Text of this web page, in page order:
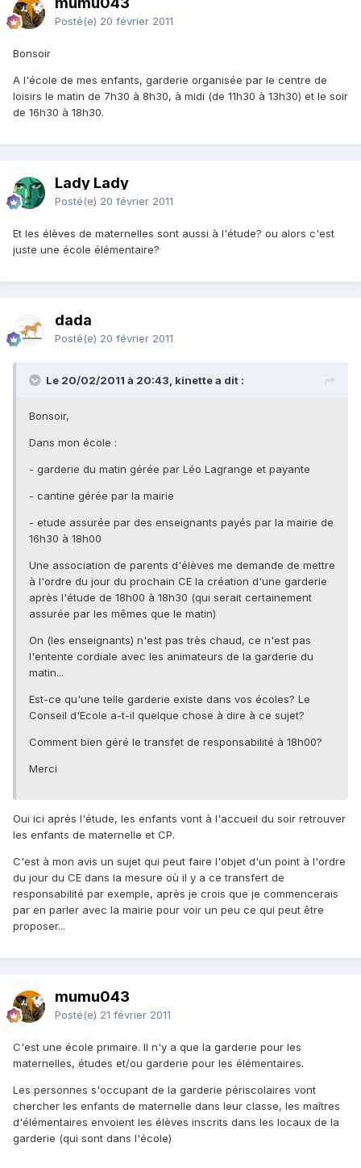
Posté(e) 20 février 2011
Bonsoir
A l'école de mes enfants, garderie organisée par le centre de
loisirs le matin de 7h30 à 8h30, à midi (de 11h30 à 13h30) et le soir
de 16h30 à 18h30.
Lady Lady
Posté(e) 20 février 2011
Et les élèves de maternelles sont aussi à l'étude? ou alors c'est
juste une école élémentaire?
dada
Posté(e) 20 février 2011
Le 20/02/2011 à 20:43, kinette a dit :
Bonsoir,
Dans mon école :
- garderie du matin gérée par Léo Lagrange et payante
- cantine gérée par la mairie
- etude assurée par des enseignants payés par la mairie de
16h30 à 18h00
Une association de parents d'élèves me demande de mettre
à l'ordre du jour du prochain CE la création d'une garderie
après l'étude de 18h00 à 18h30 (qui serait certainement
assurée par les mêmes que le matin)
On (les enseignants) n'est pas très chaud, ce n'est pas
l'entente cordiale avec les animateurs de la garderie du
matin...
Est-ce qu'une telle garderie existe dans vos écoles? Le
Conseil d'Ecole a-t-il quelque chose à dire à ce sujet?
Comment bien géré le transfet de responsabilité à 18h00?
Merci
Oui ici après l'étude, les enfants vont à l'accueil du soir retrouver
les enfants de maternelle et CP.
C'est à mon avis un sujet qui peut faire l'objet d'un point à l'ordre
du jour du CE dans la mesure où il y a ce transfert de
responsabilité par exemple, après je crois que je commencerais
par en parler avec la mairie pour voir un peu ce qui peut être
proposer...
mumu043
Posté(e) 21 février 2011
C'est une école primaire. Il n'y a que la garderie pour les
maternelles, études et/ou garderie pour les élémentaires.
Les personnes s'occupant de la garderie périscolaires vont
chercher les enfants de maternelle dans leur classe, les maîtres
d'élémentaires envoient les élèves inscrits dans les locaux de la
garderie (qui sont dans l'école)